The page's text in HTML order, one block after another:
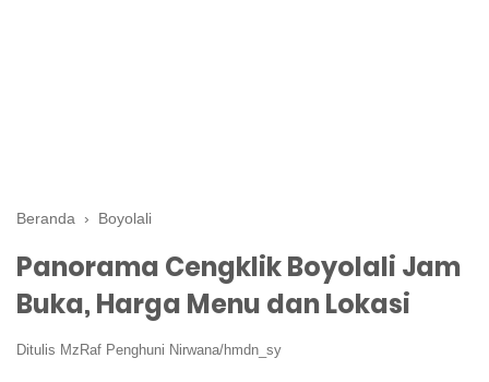
Beranda › Boyolali
Panorama Cengklik Boyolali Jam
Buka, Harga Menu dan Lokasi
Ditulis MzRaf Penghuni Nirwana/hmdn_sy